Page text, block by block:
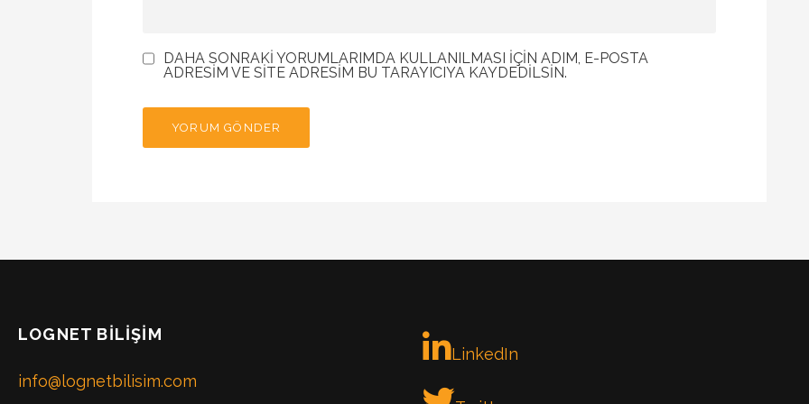
DAHA SONRAKI YORUMLARIMDA KULLANILMASI IÇIN ADIM, E-POSTA
ADRESIM VE SITE ADRESIM BU TARAYICIYA KAYDEDILSIN.
LOGNET BILIŞIM
info@lognetbilisim.com
LinkedIn